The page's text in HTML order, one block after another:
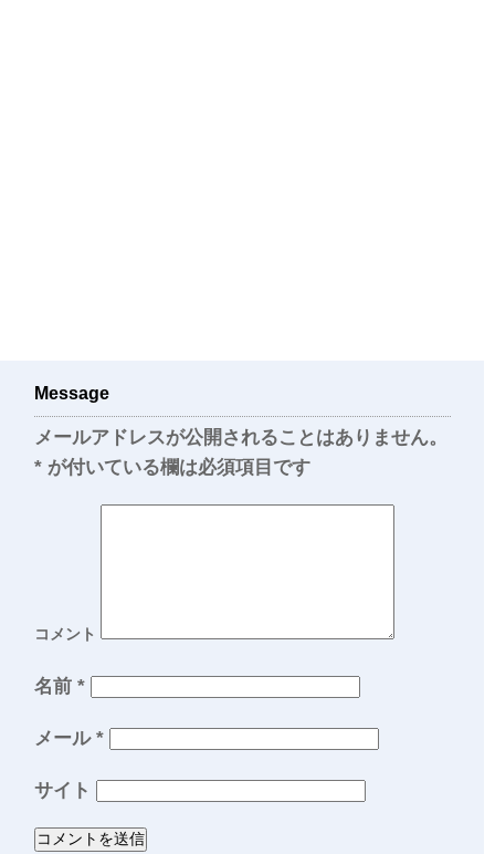
Message
メールアドレスが公開されることはありません。
* が付いている欄は必須項目です
コメント
名前 *
メール *
サイト